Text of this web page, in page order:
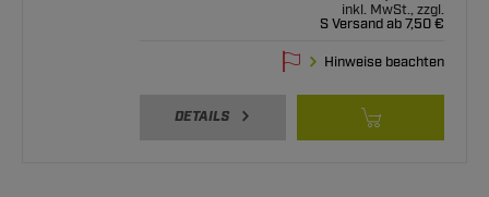
inkl. MwSt., zzgl.
S Versand ab 7,50 €
Hinweise beachten
DETAILS